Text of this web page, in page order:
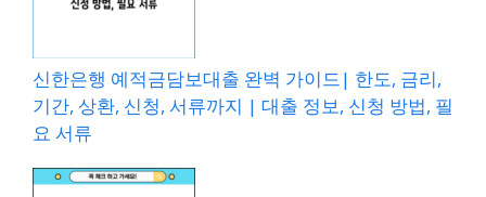
신한은행 예적금담보대출 완벽 가이드| 한도, 금리,
기간, 상환, 신청, 서류까지 | 대출 정보, 신청 방법, 필
요 서류